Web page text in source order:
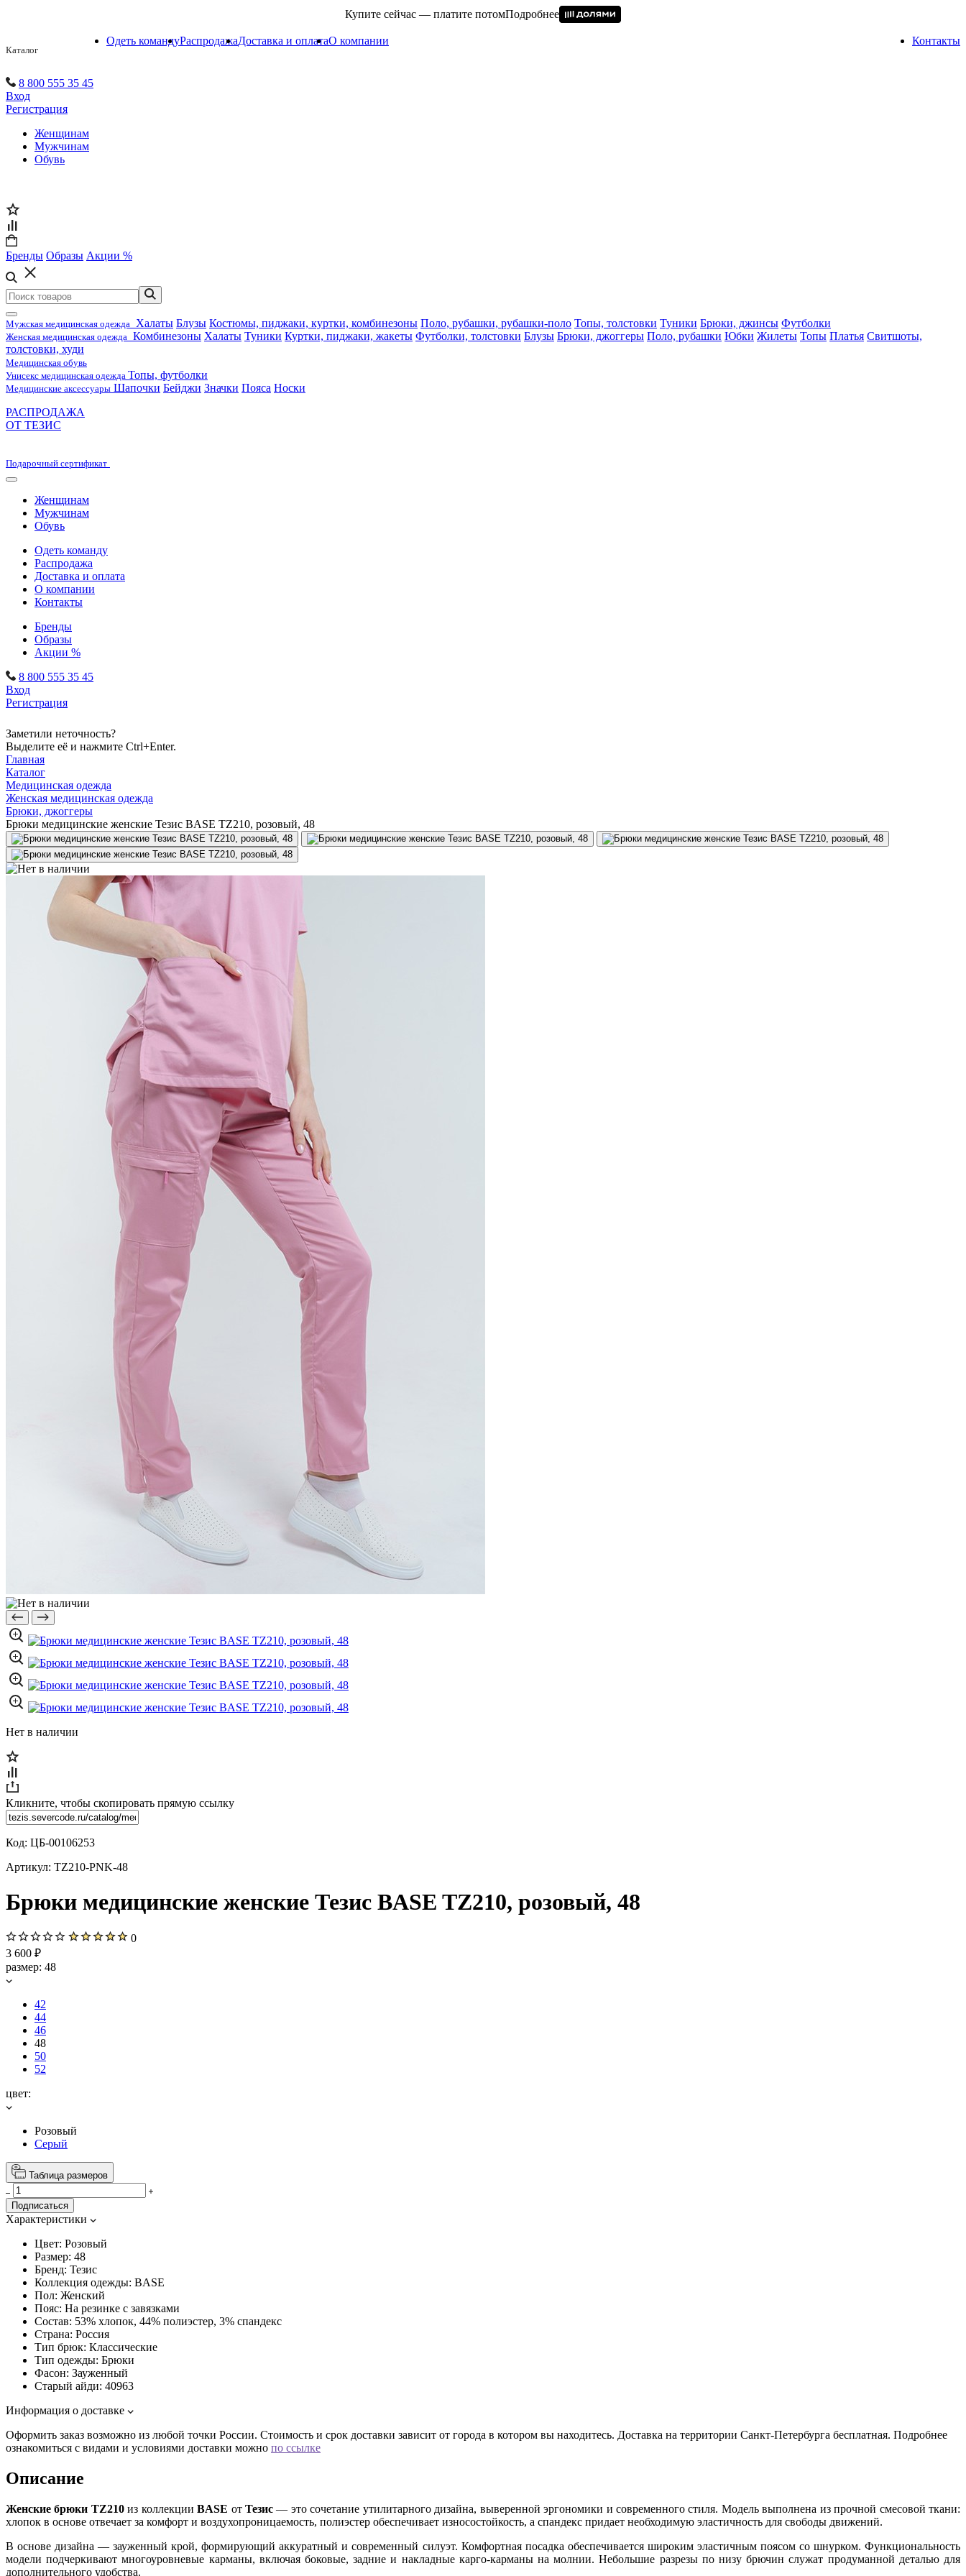
Купите сейчас — платите потомПодробнее
Каталог
Одеть командуРаспродажаДоставка и оплатаО компании Контакты
8 800 555 35 45
Вход
Регистрация
Женщинам
Мужчинам
Обувь
Бренды Образы Акции %
Мужская медицинская одежда Халаты Блузы Костюмы, пиджаки, куртки, комбинезоны Поло, рубашки, рубашки-поло Топы, толстовки Туники Брюки, джинсы Футболки
Женская медицинская одежда Комбинезоны Халаты Туники Куртки, пиджаки, жакеты Футболки, толстовки Блузы Брюки, джоггеры Поло, рубашки Юбки Жилеты Топы Платья Свитшоты,
толстовки, худи
Медицинская обувь
Унисекс медицинская одежда Топы, футболки
Медицинские аксессуары Шапочки Бейджи Значки Пояса Носки
РАСПРОДАЖА
ОТ ТЕЗИС
Подарочный сертификат
Женщинам
Мужчинам
Обувь
Одеть команду
Распродажа
Доставка и оплата
О компании
Контакты
Бренды
Образы
Акции %
8 800 555 35 45
Вход
Регистрация
Заметили неточность?
Выделите её и нажмите Ctrl+Enter.
Главная
Каталог
Медицинская одежда
Женская медицинская одежда
Брюки, джоггеры
Брюки медицинские женские Тезис BASE TZ210, розовый, 48
Нет в наличии
Кликните, чтобы скопировать прямую ссылку
Код: ЦБ-00106253
Артикул: TZ210-PNK-48
Брюки медицинские женские Тезис BASE TZ210, розовый, 48
0
3 600 ₽
размер: 48
42
44
46
48
50
52
цвет:
Розовый
Серый
Таблица размеров
Подписаться
Характеристики
Цвет: Розовый
Размер: 48
Бренд: Тезис
Коллекция одежды: BASE
Пол: Женский
Пояс: На резинке с завязками
Состав: 53% хлопок, 44% полиэстер, 3% спандекс
Страна: Россия
Тип брюк: Классические
Тип одежды: Брюки
Фасон: Зауженный
Старый айди: 40963
Информация о доставке
Оформить заказ возможно из любой точки России. Стоимость и срок доставки зависит от города в котором вы находитесь. Доставка на территории Санкт-Петербурга бесплатная. Подробнее
ознакомиться с видами и условиями доставки можно по ссылке
Описание
Женские брюки TZ210из коллекцииBASE отТезис — это сочетание утилитарного дизайна, выверенной эргономики и современного стиля. Модель выполнена из прочной смесовой ткани:
хлопок в основе отвечает за комфорт и воздухопроницаемость, полиэстер обеспечивает износостойкость, а спандекс придает необходимую эластичность для свободы движений.
В основе дизайна — зауженный крой, формирующий аккуратный и современный силуэт. Комфортная посадка обеспечивается широким эластичным поясом со шнурком. Функциональность
модели подчеркивают многоуровневые карманы, включая боковые, задние и накладные карго-карманы на молнии. Небольшие разрезы по низу брючин служат продуманной деталью для
дополнительного удобства.